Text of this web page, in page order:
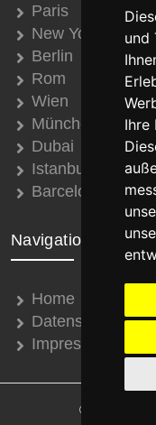
und
Ihre
Paris
New York
Berlin
Rom
Wien
München
Dubai
Istanbul
Barcelona
Navigation
Home
Datenschutz
Impressum
© 2008 - 2026